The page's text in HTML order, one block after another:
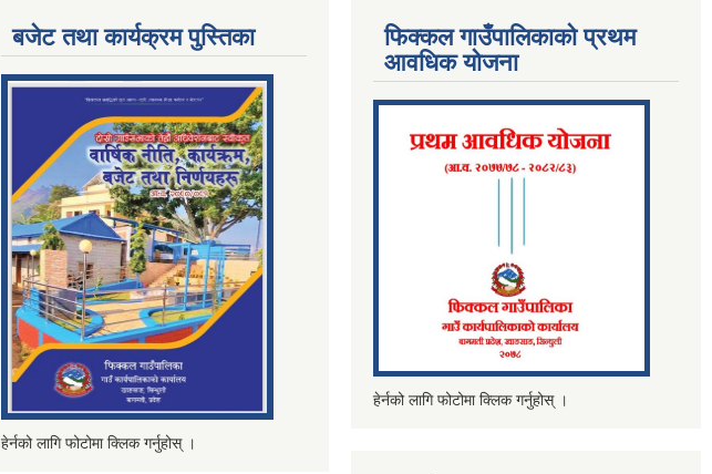
बजेट तथा कार्यक्रम पुस्तिका
हेर्नको लागि फोटोमा क्लिक गर्नुहोस् ।
फिक्कल गाउँपालिकाको प्रथम
आवधिक योजना
हेर्नको लागि फोटोमा क्लिक गर्नुहोस् ।